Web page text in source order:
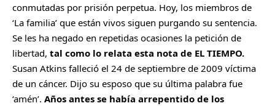
conmutadas por prisión perpetua. Hoy, los miembros de
‘La familia’ que están vivos siguen purgando su sentencia.
Se les ha negado en repetidas ocasiones la petición de
libertad, tal como lo relata esta nota de EL TIEMPO.
Susan Atkins falleció el 24 de septiembre de 2009 víctima
de un cáncer. Dijo su esposo que su última palabra fue
‘amén’. Años antes se había arrepentido de los